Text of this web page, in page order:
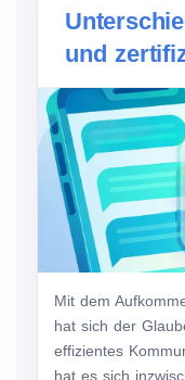
und
Mit dem
hat sich der
effizientes
hat es sich